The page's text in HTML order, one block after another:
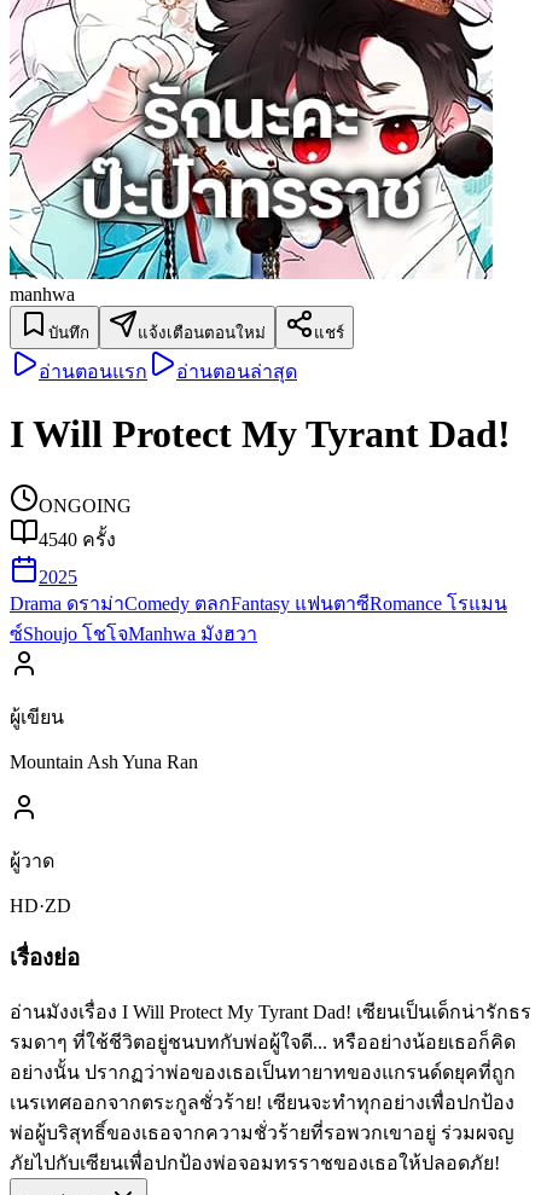
manhwa
บันทึก แจ้งเตือนตอนใหม่ แชร์
อ่านตอนแรก อ่านตอนล่าสุด
I Will Protect My Tyrant Dad!
ONGOING
4540 ครั้ง
2025
Drama ดราม่าComedy ตลกFantasy แฟนตาซีRomance โรแมน
ซ์Shoujo โชโจManhwa มังฮวา
ผู้เขียน
Mountain Ash Yuna Ran
ผู้วาด
HD·ZD
เรื่องย่อ
อ่านมังงเรื่อง I Will Protect My Tyrant Dad! เซียนเป็นเด็กน่ารักธร
รมดาๆ ที่ใช้ชีวิตอยู่ชนบทกับพ่อผู้ใจดี... หรืออย่างน้อยเธอก็คิด
อย่างนั้น ปรากฏว่าพ่อของเธอเป็นทายาทของแกรนด์ดยุคที่ถูก
เนรเทศออกจากตระกูลชั่วร้าย! เซียนจะทำทุกอย่างเพื่อปกป้อง
พ่อผู้บริสุทธิ์ของเธอจากความชั่วร้ายที่รอพวกเขาอยู่ ร่วมผจญ
ภัยไปกับเซียนเพื่อปกป้องพ่อจอมทรราชของเธอให้ปลอดภัย!